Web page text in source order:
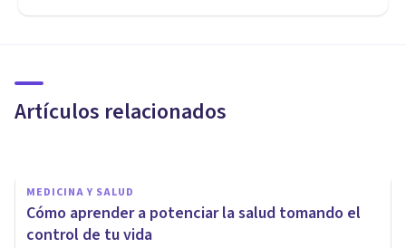
Artículos relacionados
trastornos asociados
MEDICINA Y SALUD
Cómo aprender a potenciar la salud tomando el
control de tu vida